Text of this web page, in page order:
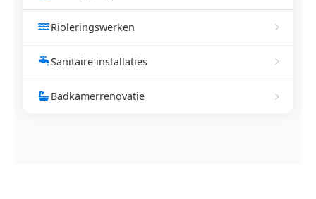
Rioleringswerken
Sanitaire installaties
Badkamerrenovatie